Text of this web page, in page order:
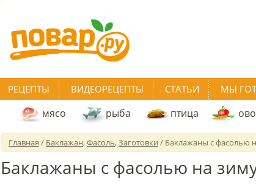
РЕЦЕПТЫ ВИДЕОРЕЦЕПТЫ СТАТЬИ МЫ
мясо рыба птица
Главная / Баклажан,Фасоль,Заготовки / Баклажаны с фасолью
Баклажаны с фасолью на